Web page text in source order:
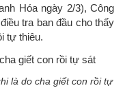
Hóa ngày 2/3), Công
tra ban đầu cho thấy
tự thiêu.
là do cha giết con rồi tự